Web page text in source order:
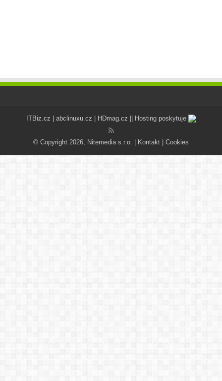
ITBiz.cz | abclinuxu.cz | HDmag.cz || Hosting poskytuje
© Copyright 2026, Nitemedia s.r.o. | Kontakt | Cookies